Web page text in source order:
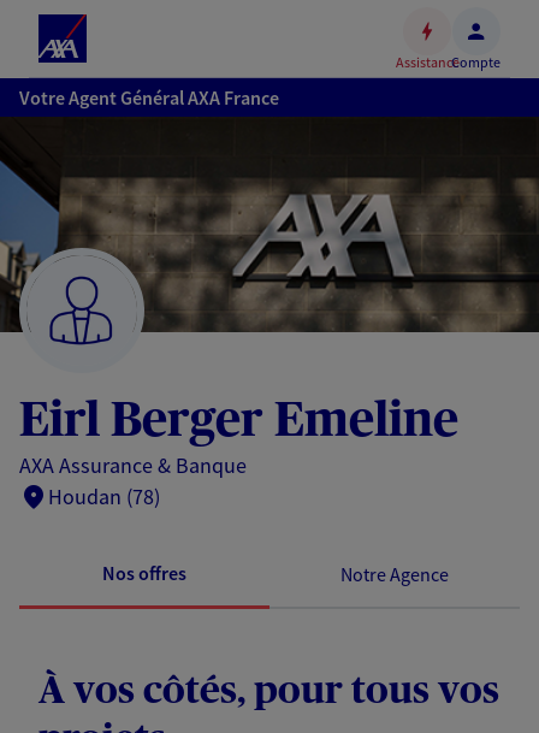
Accéder
au
Accéder
au
pied
de
page
AssistanceCompte
Votre Agent Général AXA France
Eirl Berger Emeline
AXA Assurance & Banque
Houdan (78)
Nos offres Notre Agence
À vos côtés, pour tous vos